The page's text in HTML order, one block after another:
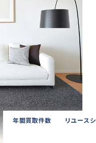
年間買取件数 リユース